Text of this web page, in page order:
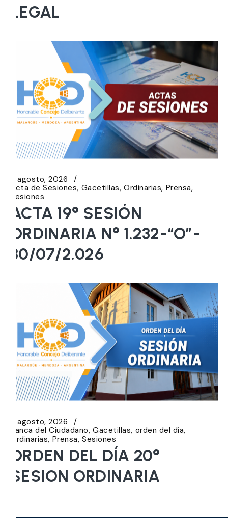
LEGAL
5 agosto, 2026
Acta de Sesiones Gacetillas Ordinarias Prensa
Sesiones
ACTA 19° SESIÓN
ORDINARIA N° 1.232-“O”-
30/07/2.026
5 agosto, 2026
Banca del Ciudadano Gacetillas orden del día
Ordinarias Prensa Sesiones
ORDEN DEL DÍA 20°
SESION ORDINARIA